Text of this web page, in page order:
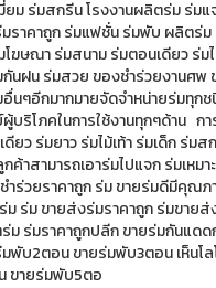
ม ร่มสกรีน โรงงานผลิตร่ม ร่ม
ราคาถูก ร่มแฟชั่น ร่มพับ ผลิตร่
ฆษณา ร่มสนาม ร่มตอนเดียว ร่มไ
นฝน ร่มสวย ของชำร่วยงานศพ
นๆอีกมากมายจัดจำหน่ายร่มทุกช
บริโภคในการใช้งานทุกๆด้าน ก
ยว ร่มยาว ร่มไม้เท้า ร่มเด็ก ร่ม
าสามารถเอาร่มไปแจก ร่มเหมา
ำร่วยราคาถูก ร่ม ขายร่มดีมีคุณภ
ม ร่ม ขายส่งร่มราคาถูก ร่มขาย
ม ร่มราคาถูกปลีก ขายร่มกันแด
มพับ2ตอน ขายร่มพับ3ตอน เห็นโ
ขายร่มพับ5ตอ